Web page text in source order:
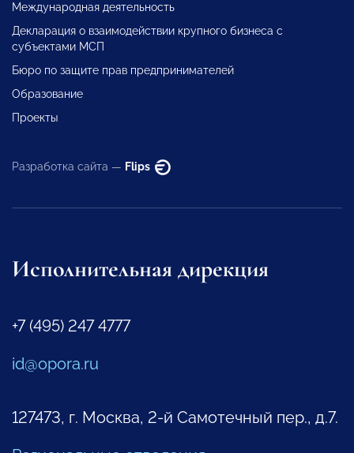
Международная деятельность
Декларация о взаимодействии крупного бизнеса с
субъектами МСП
Бюро по защите прав предпринимателей
Образование
Проекты
Разработка сайта — Flips
Исполнительная дирекция
+7 (495) 247 4777
id@opora.ru
127473, г. Москва, 2-й Самотечный пер., д.7.